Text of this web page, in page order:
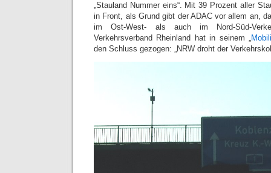
„Stauland Nummer eins“. Mit 39 Prozent aller
in Front, als Grund gibt der ADAC vor allem an,
im Ost-West- als auch im Nord-Süd-
Verkehrsverband Rheinland hat in seinem „
den Schluss gezogen: „NRW droht der